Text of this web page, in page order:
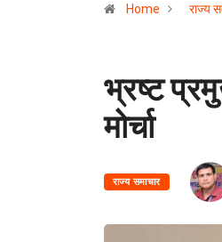
Home राज्य
भ्रष्ट
मोर्चा
राज्य समाचार